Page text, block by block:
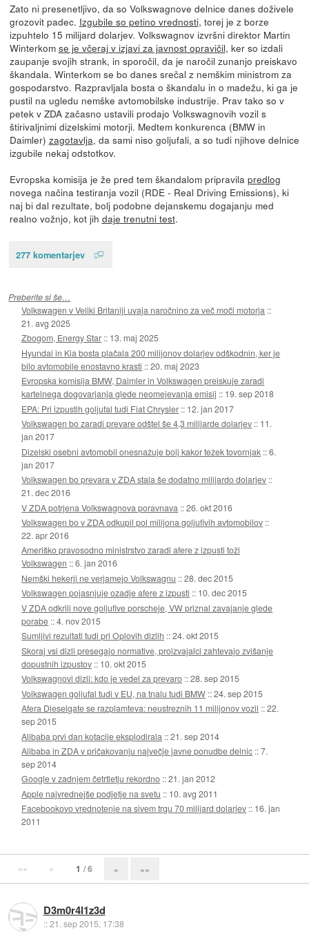
Zato ni presenetljivo, da so Volkswagnove delnice danes doživele
grozovit padec. Izgubile so petino vrednosti, torej je z borze
izpuhtelo 15 milijard dolarjev. Volkswagnov izvršni direktor Martin
Winterkom se je včeraj v izjavi za javnost opravičil, ker so izdali
zaupanje svojih strank, in sporočil, da je naročil zunanjo preiskavo
škandala. Winterkom se bo danes srečal z nemškim ministrom za
gospodarstvo. Razpravljala bosta o škandalu in o madežu, ki ga je
pustil na ugledu nemške avtomobilske industrije. Prav tako so v
petek v ZDA začasno ustavili prodajo Volkswagnovih vozil s
štirivaljnimi dizelskimi motorji. Medtem konkurenca (BMW in
Daimler) zagotavlja, da sami niso goljufali, a so tudi njihove delnice
izgubile nekaj odstotkov.
Evropska komisija je že pred tem škandalom pripravila predlog
novega načina testiranja vozil (RDE - Real Driving Emissions), ki
naj bi dal rezultate, bolj podobne dejanskemu dogajanju med
realno vožnjo, kot jih daje trenutni test.
277 komentarjev
Preberite si še…
Volkswagen v Veliki Britaniji uvaja naročnino za več moči motorja ::
21. avg 2025
Zbogom, Energy Star :: 13. maj 2025
Hyundai in Kia bosta plačala 200 milijonov dolarjev odškodnin, ker je
bilo avtomobile enostavno krasti ::20. maj 2023
Evropska komisija BMW, Daimler in Volkswagen preiskuje zaradi
kartelnega dogovarjanja glede neomejevanja emisij :: 19. sep 2018
EPA: Pri izpustih goljufal tudi Fiat Chrysler :: 12. jan 2017
Volkswagen bo zaradi prevare odštel še 4,3 milijarde dolarjev :: 11.
jan 2017
Dizelski osebni avtomobil onesnažuje bolj kakor težek tovornjak ::6.
jan 2017
Volkswagen bo prevara v ZDA stala še dodatno milijardo dolarjev ::
21. dec 2016
V ZDA potrjena Volkswagnova poravnava ::26. okt 2016
Volkswagen bo v ZDA odkupil pol milijona goljufivih avtomobilov ::
22. apr 2016
Ameriško pravosodno ministrstvo zaradi afere z izpusti toži
Volkswagen ::6. jan 2016
Nemški hekerji ne verjamejo Volkswagnu ::28. dec 2015
Volkswagen pojasnjuje ozadje afere z izpusti :: 10. dec 2015
V ZDA odkrili nove goljufive porscheje, VW priznal zavajanje glede
porabe ::4. nov 2015
Sumljivi rezultati tudi pri Oplovih dizlih ::24. okt 2015
Skoraj vsi dizli presegajo normative, proizvajalci zahtevajo zvišanje
dopustnih izpustov :: 10. okt 2015
Volkswagnovi dizli: kdo je vedel za prevaro ::28. sep 2015
Volkswagen goljufal tudi v EU, na tnalu tudi BMW ::24. sep 2015
Afera Dieselgate se razplamteva: neustreznih 11 milijonov vozil ::22.
sep 2015
Alibaba prvi dan kotacije eksplodirala ::21. sep 2014
Alibaba in ZDA v pričakovanju največje javne ponudbe delnic ::7.
sep 2014
Google v zadnjem četrtletju rekordno ::21. jan 2012
Apple najvrednejše podjetje na svetu :: 10. avg 2011
Facebookovo vrednotenje na sivem trgu 70 milijard dolarjev :: 16. jan
2011
«« « 1 / 6 » »»
D3m0r4l1z3d
::21. sep 2015, 17:38